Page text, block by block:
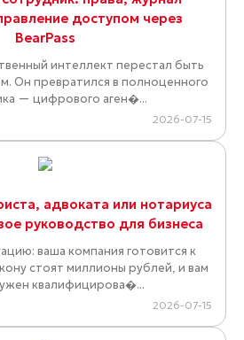
доступом через
BearPass
интеллект перестал быть
Он превратился в полноценного
— цифрового аген�...
2026-07-15
адвоката или нотариуса
руководство для бизнеса
ваша компания готовится к
стоят миллионы рублей, и вам
квалифицирова�...
2026-07-15